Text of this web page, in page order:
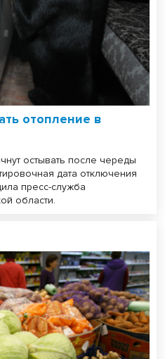
отопление в
остывать после череды
дата отключения
пресс-служба
области.